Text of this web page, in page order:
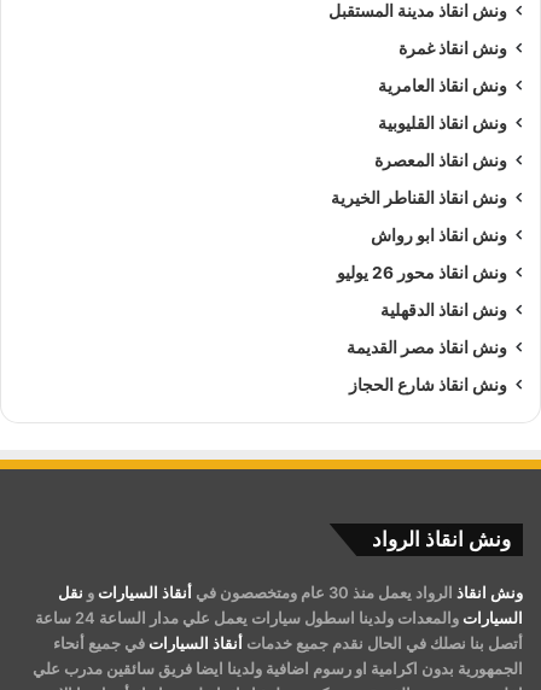
ونش انقاذ مدينة المستقبل
ونش انقاذ غمرة
ونش انقاذ العامرية
ونش انقاذ القليوبية
ونش انقاذ المعصرة
ونش انقاذ القناطر الخيرية
ونش انقاذ ابو رواش
ونش انقاذ محور 26 يوليو
ونش انقاذ الدقهلية
ونش انقاذ مصر القديمة
ونش انقاذ شارع الحجاز
ونش انقاذ الرواد
ونش انقاذ الرواد يعمل منذ 30 عام ومتخصصون في أنقاذ السيارات و نقل
السيارات
والمعدات ولدينا اسطول سيارات يعمل علي مدار الساعة 24 ساعة
أتصل بنا نصلك في الحال نقدم جميع خدمات أنقاذ السيارات في جميع أنحاء
الجمهورية بدون اكرامية او رسوم اضافية ولدينا ايضا فريق سائقين مدرب علي